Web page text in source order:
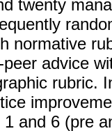
twenty
normative
advice
rubric.
and 6 (pre